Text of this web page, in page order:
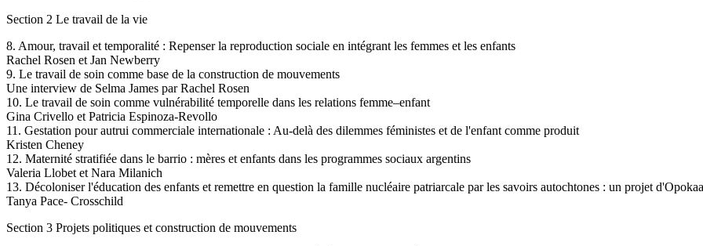
Section 2 Le travail de la vie
8. Amour, travail et temporalité : Repenser la reproduction sociale en intégrant les femmes et les enfants
Rachel Rosen et Jan Newberry
9. Le travail de soin comme base de la construction de mouvements
Une interview de Selma James par Rachel Rosen
10. Le travail de soin comme vulnérabilité temporelle dans les relations femme–enfant
Gina Crivello et Patricia Espinoza-Revollo
11. Gestation pour autrui commerciale internationale : Au-delà des dilemmes féministes et de l'enfant comme produit
Kristen Cheney
12. Maternité stratifiée dans le barrio : mères et enfants dans les programmes sociaux argentins
Valeria Llobet et Nara Milanich
13. Décoloniser l'éducation des enfants et remettre en question la famille nucléaire patriarcale par les savoirs autochtones : un projet
Tanya Pace- Crosschild
Section 3 Projets politiques et construction de mouvements